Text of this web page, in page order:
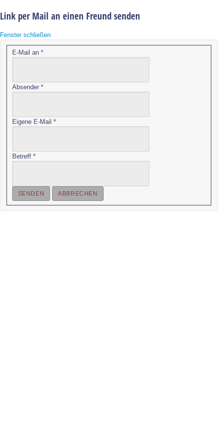
Link per Mail an einen Freund senden
Fenster schließen
E-Mail an*
Absender*
Eigene E-Mail *
Betreff*
SENDEN ABBRECHEN